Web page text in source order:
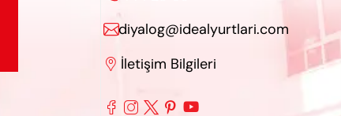
diyalog@idealyurtlari.com
 İletişim Bilgileri
    